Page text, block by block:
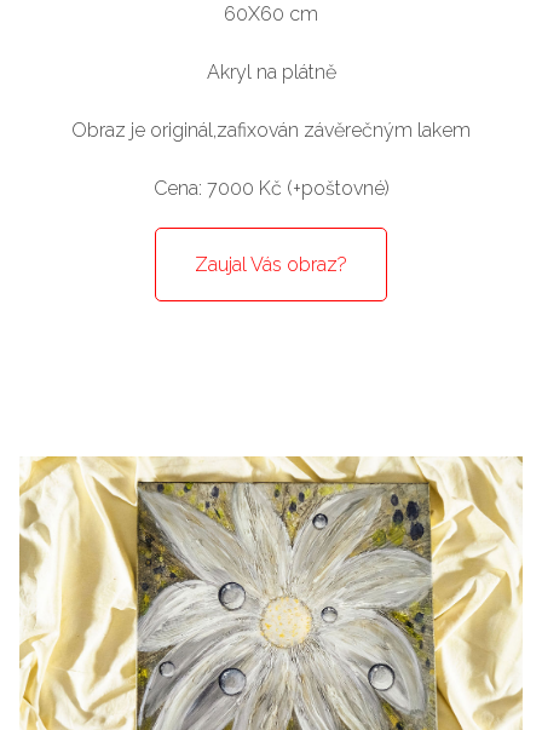
60X60 cm
Akryl na plátně
Obraz je originál,zafixován závěrečným lakem
Cena: 7000 Kč (+poštovné)
Zaujal Vás obraz?